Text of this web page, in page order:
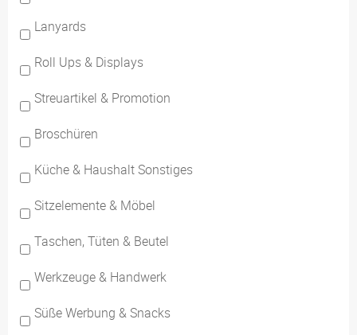
Lanyards
Roll Ups & Displays
Streuartikel & Promotion
Broschüren
Küche & Haushalt Sonstiges
Sitzelemente & Möbel
Taschen, Tüten & Beutel
Werkzeuge & Handwerk
Süße Werbung & Snacks